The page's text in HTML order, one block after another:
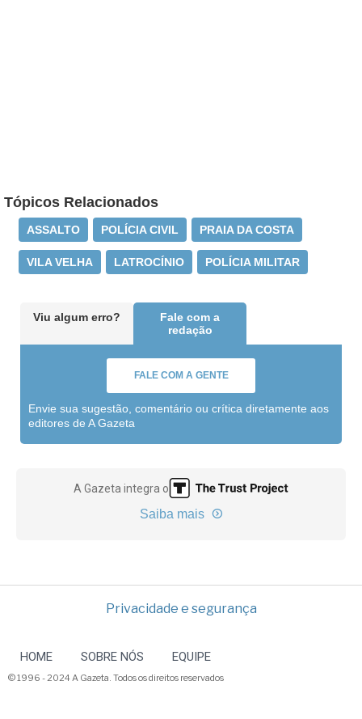
Tópicos Relacionados
ASSALTO POLÍCIA CIVIL PRAIA DA COSTA
VILA VELHA LATROCÍNIO POLÍCIA MILITAR
Viu algum erro?
Fale com a
redação
FALE COM A GENTE
Envie sua sugestão, comentário ou crítica diretamente aos
editores de A Gazeta
A Gazeta integra o
Saiba mais
Privacidade e segurança
HOME SOBRE NÓS EQUIPE
© 1996 - 2024 A Gazeta. Todos os direitos reservados